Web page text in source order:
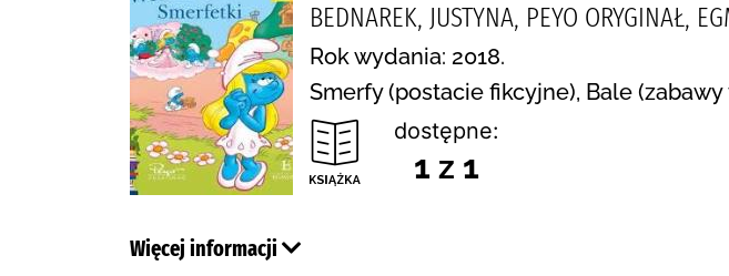
BEDNAREK, JUSTYNA, PEYO ORYGINAŁ,
Rok wydania: 2018.
Smerfy (postacie fikcyjne), Bale
dostępne:
1 z 1
Więcej informacji